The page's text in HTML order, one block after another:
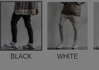
BLACK WHITE